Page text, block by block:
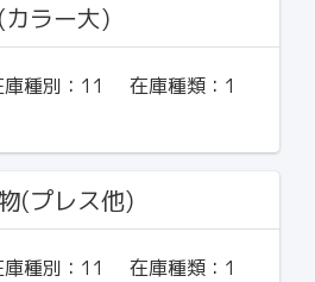
ラー大)
種別： 11 在庫種類： 1
(プレス他)
種別： 11 在庫種類： 1